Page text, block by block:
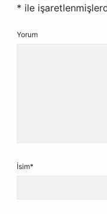
* ile
Yorum
İsim*